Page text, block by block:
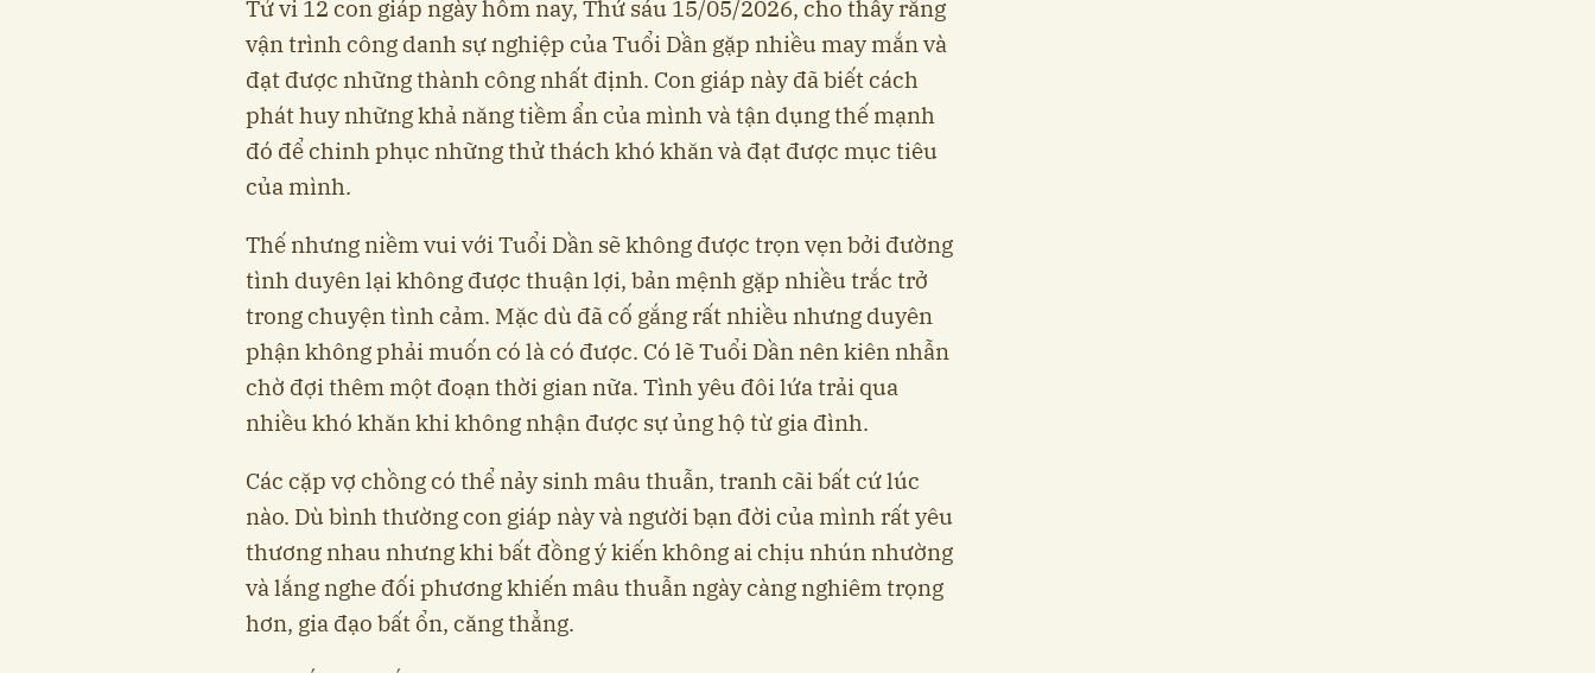
Tử vi 12 con giáp ngày hôm nay, Thứ sáu 15/05/2026, cho thấy rằng
vận trình công danh sự nghiệp của Tuổi Dần gặp nhiều may mắn và
đạt được những thành công nhất định. Con giáp này đã biết cách
phát huy những khả năng tiềm ẩn của mình và tận dụng thế mạnh
đó để chinh phục những thử thách khó khăn và đạt được mục tiêu
của mình.
Thế nhưng niềm vui với Tuổi Dần sẽ không được trọn vẹn bởi đường
tình duyên lại không được thuận lợi, bản mệnh gặp nhiều trắc trở
trong chuyện tình cảm. Mặc dù đã cố gắng rất nhiều nhưng duyên
phận không phải muốn có là có được. Có lẽ Tuổi Dần nên kiên nhẫn
chờ đợi thêm một đoạn thời gian nữa. Tình yêu đôi lứa trải qua
nhiều khó khăn khi không nhận được sự ủng hộ từ gia đình.
Các cặp vợ chồng có thể nảy sinh mâu thuẫn, tranh cãi bất cứ lúc
nào. Dù bình thường con giáp này và người bạn đời của mình rất yêu
thương nhau nhưng khi bất đồng ý kiến không ai chịu nhún nhường
và lắng nghe đối phương khiến mâu thuẫn ngày càng nghiêm trọng
hơn, gia đạo bất ổn, căng thẳng.